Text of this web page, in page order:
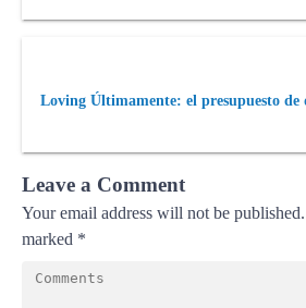
Loving Últimamente: el presupuesto
Leave a Comment
Your email address will not be published.
marked *